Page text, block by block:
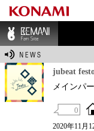
BEMANI Fan Sit
jubeat
メインパ
0
2020年11月